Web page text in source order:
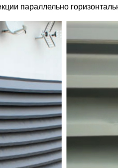
параллельно